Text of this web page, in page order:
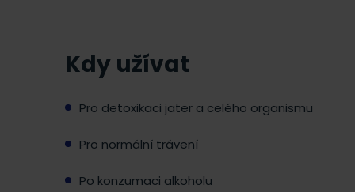
Kdy užívat
Pro detoxikaci jater a celého organismu
Pro normální trávení
Po konzumaci alkoholu